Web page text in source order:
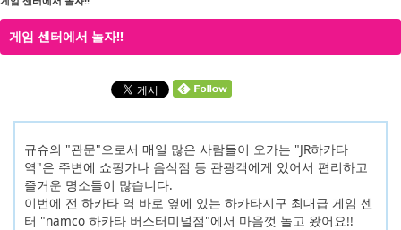
한국어
簡体中文
繁體中文
ภาษาไทย
tiéng Viêt
게임 센터에서 놀자!!
규슈의 "관문"으로서 매일 많은 사람들이 오가는 "JR하카타
역"은 주변에 쇼핑가나 음식점 등 관광객에게 있어서 편리하고
즐거운 명소들이 많습니다.
이번에 전 하카타 역 바로 옆에 있는 하카타지구 최대급 게임 센
터 "namco 하카타 버스터미널점"에서 마음껏 놀고 왔어요!!